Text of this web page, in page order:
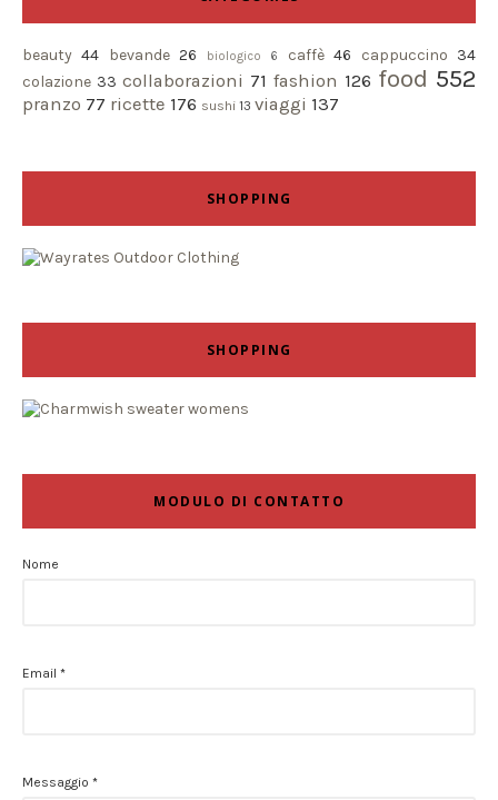
beauty 44 bevande 26 biologico 6 caffè 46 cappuccino 34
colazione 33 collaborazioni 71 fashion 126 food 552
pranzo 77 ricette 176 sushi 13 viaggi 137
SHOPPING
SHOPPING
MODULO DI CONTATTO
Nome
Email *
Messaggio *